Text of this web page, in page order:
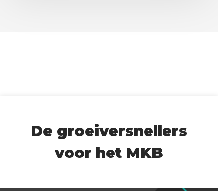
De groeiversnellers
voor het MKB